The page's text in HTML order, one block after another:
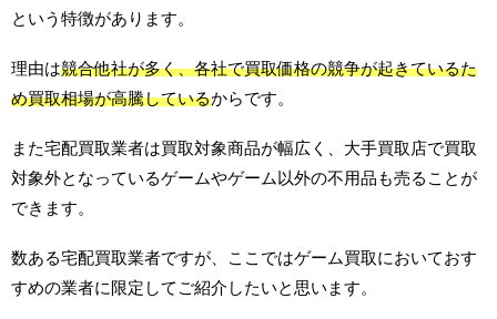
という特徴があります。
理由は競合他社が多く、各社で買取価格の競争が起きているた
め買取相場が高騰しているからです。
また宅配買取業者は買取対象商品が幅広く、大手買取店で買取
対象外となっているゲームやゲーム以外の不用品も売ることが
できます。
数ある宅配買取業者ですが、ここではゲーム買取においておす
すめの業者に限定してご紹介したいと思います。